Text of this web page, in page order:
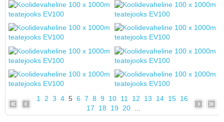
1 2 3 4 5 6 7 8 9 10 11 12 13 14 15 16
17
18 19 20...